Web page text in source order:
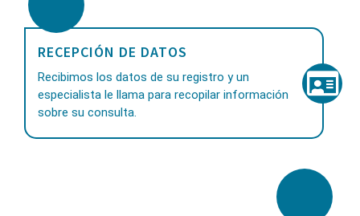
RECEPCIÓN DE DATOS
Recibimos los datos de su registro y un
especialista le llama para recopilar información
sobre su consulta.